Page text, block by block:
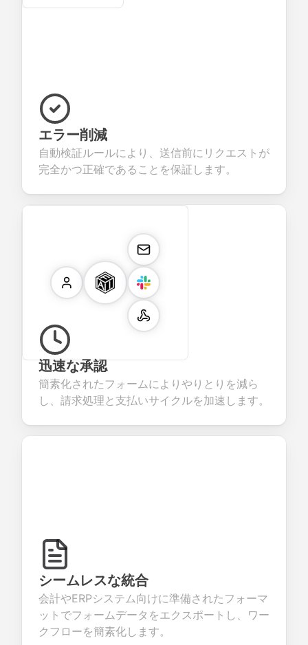
エラー削減
自動検証ルールにより、送信前にリクエストが
完全かつ正確であることを保証します。
迅速な承認
簡素化されたフォームによりやりとりを減ら
し、請求処理と支払いサイクルを加速します。
シームレスな統合
会計やERPシステム向けに準備されたフォーマ
ットでフォームデータをエクスポートし、ワー
クフローを簡素化します。